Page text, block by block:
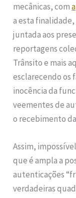
mecânicas, com
a esta finalidade,
juntada aos
reportagens
Trânsito e mais
esclarecendo os
inocência da
veementes de
o recebimento
Assim,
que é ampla a
autenticações
verdadeiras